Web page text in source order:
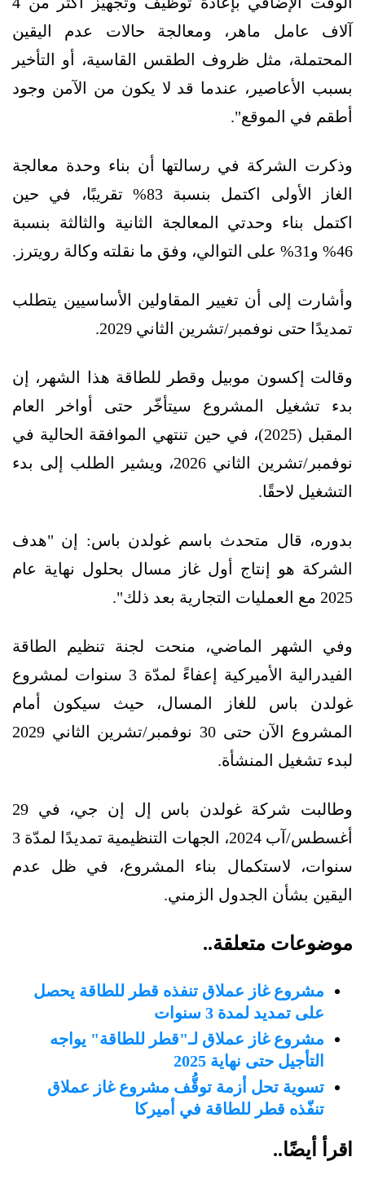
آلاف عامل ماهر، ومعالجة حالات عدم اليقين
المحتملة، مثل ظروف الطقس القاسية، أو التأخير
بسبب الأعاصير، عندما قد لا يكون من الآمن وجود
أطقم في الموقع".
وذكرت الشركة في رسالتها أن بناء وحدة معالجة
الغاز الأولى اكتمل بنسبة 83% تقريبًا، في حين
اكتمل بناء وحدتي المعالجة الثانية والثالثة بنسبة
46% و31% على التوالي، وفق ما نقلته وكالة رويترز.
وأشارت إلى أن تغيير المقاولين الأساسيين يتطلب
تمديدًا حتى نوفمبر/تشرين الثاني 2029.
وقالت إكسون موبيل وقطر للطاقة هذا الشهر، إن
بدء تشغيل المشروع سيتأخّر حتى أواخر العام
المقبل (2025)، في حين تنتهي الموافقة الحالية في
نوفمبر/تشرين الثاني 2026، ويشير الطلب إلى بدء
التشغيل لاحقًا.
بدوره، قال متحدث باسم غولدن باس: إن "هدف
الشركة هو إنتاج أول غاز مسال بحلول نهاية عام
2025 مع العمليات التجارية بعد ذلك".
وفي الشهر الماضي، منحت لجنة تنظيم الطاقة
الفيدرالية الأميركية إعفاءً لمدّة 3 سنوات لمشروع
غولدن باس للغاز المسال، حيث سيكون أمام
المشروع الآن حتى 30 نوفمبر/تشرين الثاني 2029
لبدء تشغيل المنشأة.
وطالبت شركة غولدن باس إل إن جي، في 29
أغسطس/آب 2024، الجهات التنظيمية تمديدًا لمدّة 3
سنوات، لاستكمال بناء المشروع، في ظل عدم
اليقين بشأن الجدول الزمني.
موضوعات متعلقة..
مشروع غاز عملاق تنفذه قطر للطاقة يحصل
على تمديد لمدة 3 سنوات
مشروع غاز عملاق لـ"قطر للطاقة" يواجه
التأجيل حتى نهاية 2025
تسوية تحل أزمة توقُّف مشروع غاز عملاق
تنفّذه قطر للطاقة في أميركا
اقرأ أيضًا..